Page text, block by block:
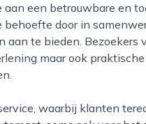
een betrouwbare en
behoefte door in
te bieden. Bezoekers
maar ook praktische